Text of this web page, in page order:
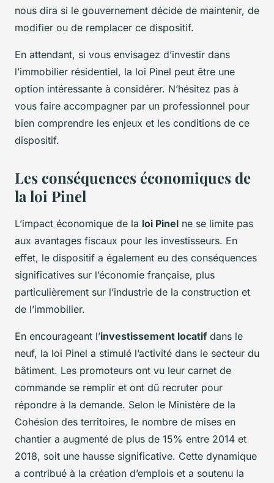
nous dira si le gouvernement décide de maintenir, de
modifier ou de remplacer ce dispositif.
En attendant, si vous envisagez d’investir dans
l’immobilier résidentiel, la loi Pinel peut être une
option intéressante à considérer. N’hésitez pas à
vous faire accompagner par un professionnel pour
bien comprendre les enjeux et les conditions de ce
dispositif.
Les conséquences économiques de
la loi Pinel
L’impact économique de la loi Pinel ne se limite pas
aux avantages fiscaux pour les investisseurs. En
effet, le dispositif a également eu des conséquences
significatives sur l’économie française, plus
particulièrement sur l’industrie de la construction et
de l’immobilier.
En encourageant l’investissement locatif dans le
neuf, la loi Pinel a stimulé l’activité dans le secteur du
bâtiment. Les promoteurs ont vu leur carnet de
commande se remplir et ont dû recruter pour
répondre à la demande. Selon le Ministère de la
Cohésion des territoires, le nombre de mises en
chantier a augmenté de plus de 15% entre 2014 et
2018, soit une hausse significative. Cette dynamique
a contribué à la création d’emplois et a soutenu la